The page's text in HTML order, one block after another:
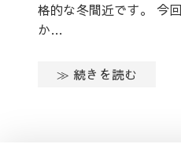
格的な冬間近です。 今
か…
≫ 続きを読む